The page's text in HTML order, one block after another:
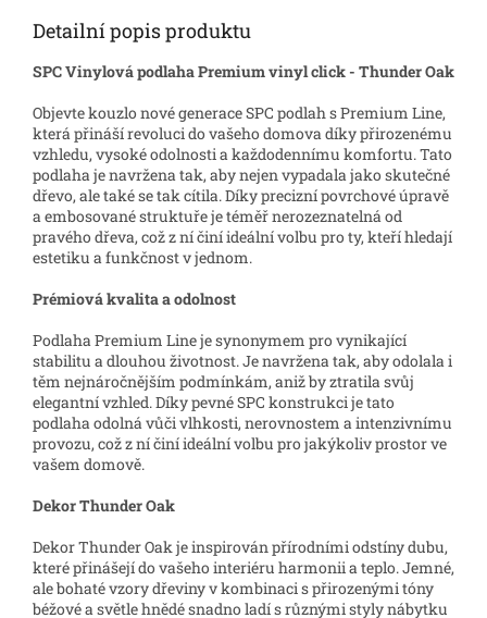
Detailní popis produktu
SPC Vinylová podlaha Premium vinyl click - Thunder Oak
Objevte kouzlo nové generace SPC podlah s Premium Line,
která přináší revoluci do vašeho domova díky přirozenému
vzhledu, vysoké odolnosti a každodennímu komfortu. Tato
podlaha je navržena tak, aby nejen vypadala jako skutečné
dřevo, ale také se tak cítila. Díky precizní povrchové úpravě
a embosované struktuře je téměř nerozeznatelná od
pravého dřeva, což z ní činí ideální volbu pro ty, kteří hledají
estetiku a funkčnost v jednom.
Prémiová kvalita a odolnost
Podlaha Premium Line je synonymem pro vynikající
stabilitu a dlouhou životnost. Je navržena tak, aby odolala i
těm nejnáročnějším podmínkám, aniž by ztratila svůj
elegantní vzhled. Díky pevné SPC konstrukci je tato
podlaha odolná vůči vlhkosti, nerovnostem a intenzivnímu
provozu, což z ní činí ideální volbu pro jakýkoliv prostor ve
vašem domově.
Dekor Thunder Oak
Dekor Thunder Oak je inspirován přírodními odstíny dubu,
které přinášejí do vašeho interiéru harmonii a teplo. Jemné,
ale bohaté vzory dřeviny v kombinaci s přirozenými tóny
béžové a světle hnědé snadno ladí s různými styly nábytku